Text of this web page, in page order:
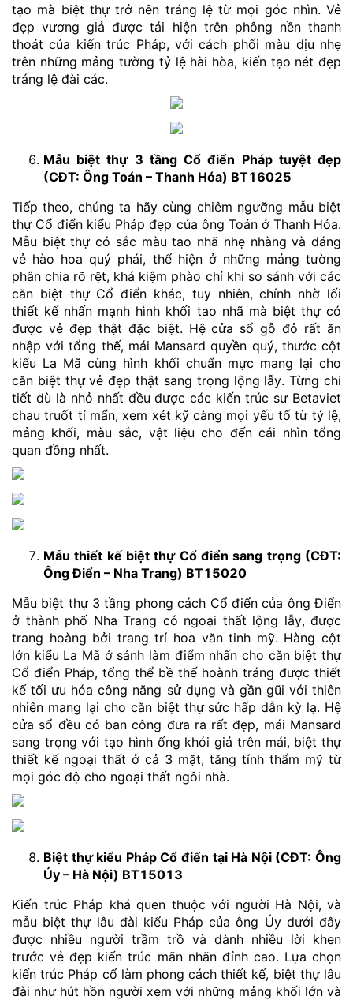
tạo mà biệt thự trở nên tráng lệ từ mọi góc nhìn. Vẻ
đẹp vương giả được tái hiện trên phông nền thanh
thoát của kiến trúc Pháp, với cách phối màu dịu nhẹ
trên những mảng tường tỷ lệ hài hòa, kiến tạo nét đẹp
tráng lệ đài các.
Mẫu biệt thự 3 tầng Cổ điển Pháp tuyệt đẹp
(CĐT: Ông Toán – Thanh Hóa) BT16025
Tiếp theo, chúng ta hãy cùng chiêm ngưỡng mẫu biệt
thự Cổ điển kiểu Pháp đẹp của ông Toán ở Thanh Hóa.
Mẫu biệt thự có sắc màu tao nhã nhẹ nhàng và dáng
vẻ hào hoa quý phái, thể hiện ở những mảng tường
phân chia rõ rệt, khá kiệm phào chỉ khi so sánh với các
căn biệt thự Cổ điển khác, tuy nhiên, chính nhờ lối
thiết kế nhấn mạnh hình khối tao nhã mà biệt thự có
được vẻ đẹp thật đặc biệt. Hệ cửa sổ gỗ đỏ rất ăn
nhập với tổng thế, mái Mansard quyền quý, thước cột
kiểu La Mã cùng hình khối chuẩn mực mang lại cho
căn biệt thự vẻ đẹp thật sang trọng lộng lẫy. Từng chi
tiết dù là nhỏ nhất đều được các kiến trúc sư Betaviet
chau truốt tỉ mẩn, xem xét kỹ càng mọi yếu tố từ tỷ lệ,
mảng khối, màu sắc, vật liệu cho đến cái nhìn tổng
quan đồng nhất.
Mẫu thiết kế biệt thự Cổ điển sang trọng (CĐT:
Ông Điển – Nha Trang) BT15020
Mẫu biệt thự 3 tầng phong cách Cổ điển của ông Điển
ở thành phố Nha Trang có ngoại thất lộng lẫy, được
trang hoàng bởi trang trí hoa văn tinh mỹ. Hàng cột
lớn kiểu La Mã ở sảnh làm điểm nhấn cho căn biệt thự
Cổ điển Pháp, tổng thể bề thế hoành tráng được thiết
kế tối ưu hóa công năng sử dụng và gần gũi với thiên
nhiên mang lại cho căn biệt thự sức hấp dẫn kỳ lạ. Hệ
cửa sổ đều có ban công đưa ra rất đẹp, mái Mansard
sang trọng với tạo hình ống khói giả trên mái, biệt thự
thiết kế ngoại thất ở cả 3 mặt, tăng tính thẩm mỹ từ
mọi góc độ cho ngoại thất ngôi nhà.
Biệt thự kiểu Pháp Cổ điển tại Hà Nội (CĐT: Ông
Úy – Hà Nội) BT15013
Kiến trúc Pháp khá quen thuộc với người Hà Nội, và
mẫu biệt thự lâu đài kiểu Pháp của ông Úy dưới đây
được nhiều người trầm trồ và dành nhiều lời khen
trước vẻ đẹp kiến trúc mãn nhãn đỉnh cao. Lựa chọn
kiến trúc Pháp cổ làm phong cách thiết kế, biệt thự lâu
đài như hút hồn người xem với những mảng khối lớn và